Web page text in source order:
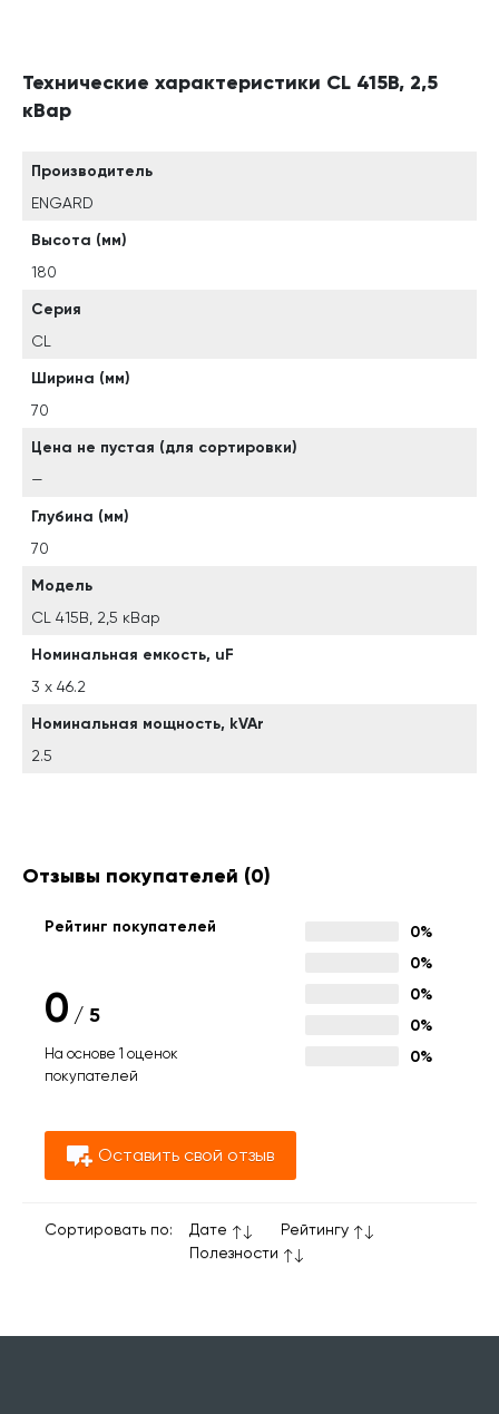
Технические характеристики CL 415В, 2,5
кВар
Производитель
ENGARD
Высота (мм)
180
Серия
CL
Ширина (мм)
70
Цена не пустая (для сортировки)
—
Глубина (мм)
70
Модель
CL 415В, 2,5 кВар
Номинальная емкость, uF
3 х 46.2
Номинальная мощность, kVAr
2.5
Отзывы покупателей (0)
Рейтинг покупателей
0 / 5
На основе 1 оценок
покупателей
0%
0%
0%
0%
0%
Оставить свой отзыв
Сортировать по: Дате
Рейтингу
Полезности